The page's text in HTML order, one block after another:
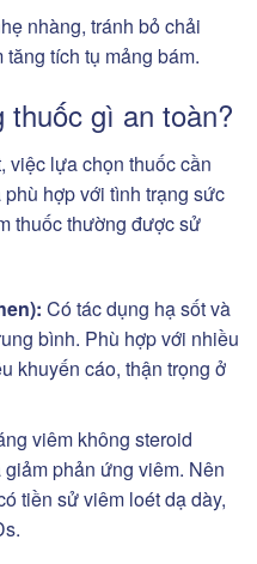
nhàng, tránh bỏ chải
tích tụ mảng bám.
gì an toàn?
việc lựa chọn thuốc cần
hợp với tình trạng sức
thuốc thường được sử
Có tác dụng hạ sốt và
bình. Phù hợp với nhiều
khuyến cáo, thận trọng ở
viêm không steroid
phản ứng viêm. Nên
tiền sử viêm loét dạ dày,